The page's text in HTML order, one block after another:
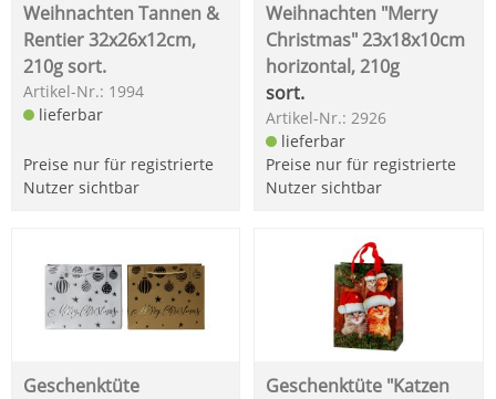
Weihnachten Tannen &
Rentier 32x26x12cm,
210g sort.
Artikel-Nr.: 1994
lieferbar
Preise nur für registrierte
Nutzer sichtbar
Weihnachten "Merry
Christmas" 23x18x10cm
horizontal, 210g
sort.
Artikel-Nr.: 2926
lieferbar
Preise nur für registrierte
Nutzer sichtbar
Geschenktüte
Geschenktüte "Katzen